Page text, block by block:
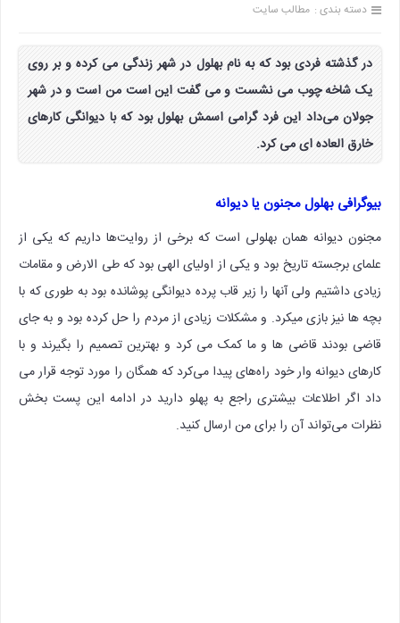
دسته بندی : مطالب سایت
در گذشته فردی بود که به نام بهلول در شهر زندگی می کرده و بر روی
یک شاخه چوب می نشست و می گفت این است من است و در شهر
جولان می‌داد این فرد گرامی اسمش بهلول بود که با دیوانگی کارهای
خارق العاده ای می کرد.
بیوگرافی بهلول مجنون یا دیوانه
مجنون دیوانه همان بهلولی است که برخی از روایت‌ها داریم که یکی از
علمای برجسته تاریخ بود و یکی از اولیای الهی بود که طی الارض و مقامات
زیادی داشتیم ولی آنها را زیر قاب پرده دیوانگی پوشانده بود به طوری که با
بچه ها نیز بازی میکرد. و مشکلات زیادی از مردم را حل کرده بود و به جای
قاضی بودند قاضی ها و ما کمک می کرد و بهترین تصمیم را بگیرند و با
کارهای دیوانه وار خود راه‌های پیدا می‌کرد که همگان را مورد توجه قرار می
داد اگر اطلاعات بیشتری راجع به پهلو دارید در ادامه این پست بخش
نظرات می‌تواند آن را برای من ارسال کنید.